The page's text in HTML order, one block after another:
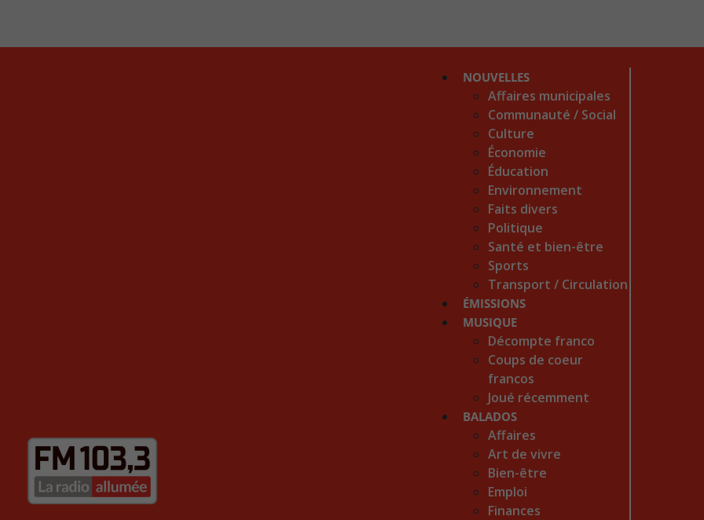
NOUVELLES
Affaires municipales
Communauté / Social
Culture
Économie
Éducation
Environnement
Faits divers
Politique
Santé et bien-être
Sports
Transport / Circulation
ÉMISSIONS
MUSIQUE
Décompte franco
Coups de coeur
francos
Joué récemment
BALADOS
Affaires
Art de vivre
Bien-être
Emploi
Finances